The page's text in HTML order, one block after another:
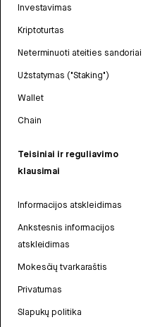
Investavimas
Kriptoturtas
Neterminuoti ateities sandoriai
Užstatymas ("Staking")
Wallet
Chain
Teisiniai ir reguliavimo
klausimai
Informacijos atskleidimas
Ankstesnis informacijos
atskleidimas
Mokesčių tvarkaraštis
Privatumas
Slapukų politika